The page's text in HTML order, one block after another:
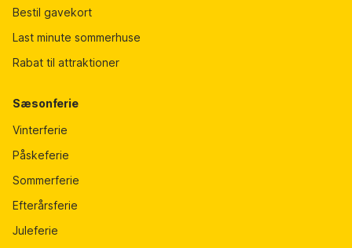
Bestil gavekort
Last minute sommerhuse
Rabat til attraktioner
Sæsonferie
Vinterferie
Påskeferie
Sommerferie
Efterårsferie
Juleferie